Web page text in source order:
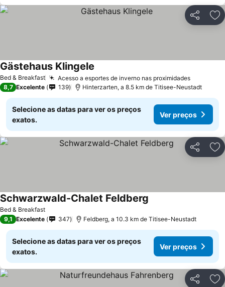
Partilhar
Bed & Breakfast Acesso a esportes de inverno nas proximidades
Gästehaus Klingele
8,7 Excelente 139 Hinterzarten, a 8.5 km de Titisee-Neustadt
Selecione as datas para ver os preços
exatos.
Ver preços
Partilhar
Bed & Breakfast
Schwarzwald-Chalet Feldberg
9,1 Excelente 347 Feldberg, a 10.3 km de Titisee-Neustadt
Selecione as datas para ver os preços
exatos.
Ver preços
Partilhar